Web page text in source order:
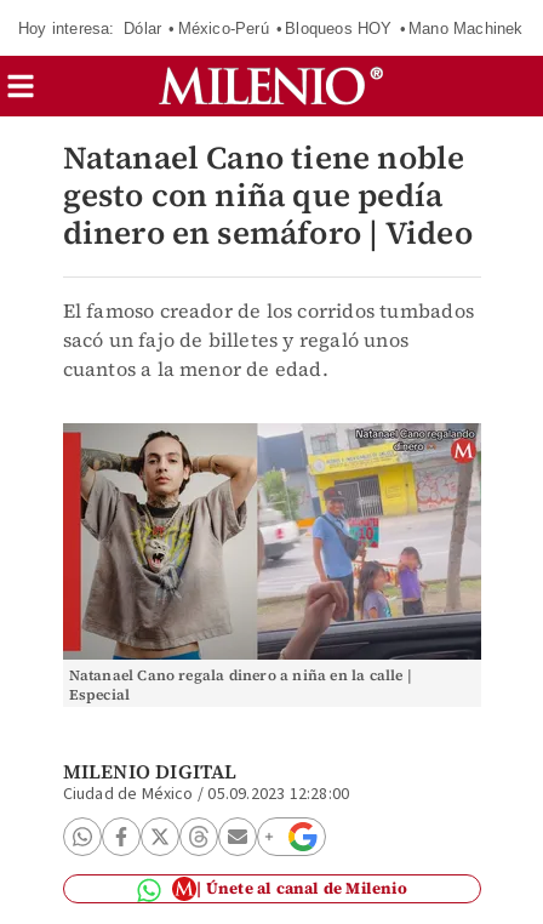
Hoy interesa: Dólar México-Perú Bloqueos HOY Mano Machinek
Natanael Cano tiene noble
gesto con niña que pedía
dinero en semáforo | Video
El famoso creador de los corridos tumbados
sacó un fajo de billetes y regaló unos
cuantos a la menor de edad.
Natanael Cano regala dinero a niña en la calle |
Especial
MILENIO DIGITAL
Ciudad de México /05.09.2023 12:28:00
Únete al canal de Milenio